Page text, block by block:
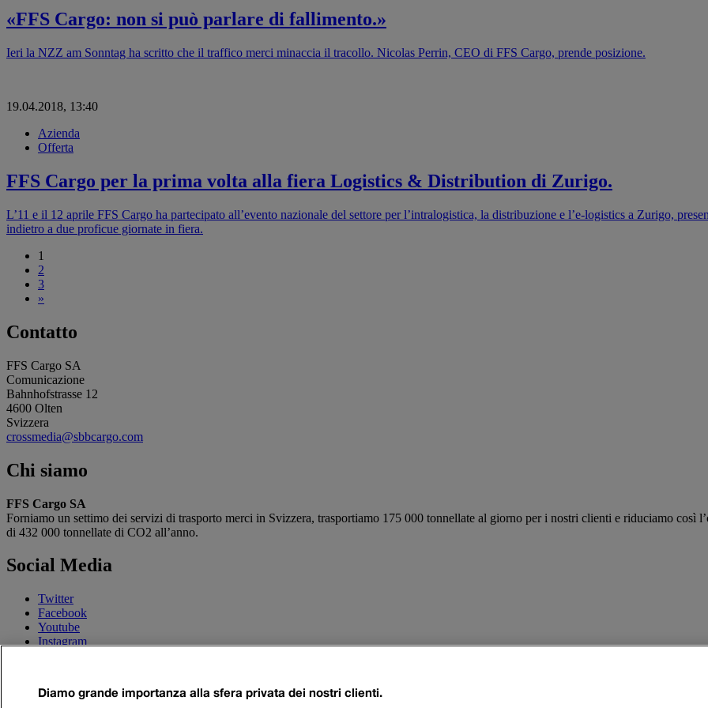
«FFS Cargo: non si può parlare di fallimento.»
Ieri la NZZ am Sonntag ha scritto che il traffico merci minaccia il tracollo. Nicolas Perrin, CEO di FFS Cargo, prende posizione.
19.04.2018, 13:40
Azienda
Offerta
FFS Cargo per la prima volta alla fiera Logistics & Distribution di Zurigo.
L’11 e il 12 aprile FFS Cargo ha partecipato all’evento nazionale del settore per l’intralogistica, la distribuzione e l’e-logistics a Zurigo,
indietro a due proficue giornate in fiera.
1
2
3
»
Contatto
FFS Cargo SA
Comunicazione
Bahnhofstrasse 12
4600 Olten
Svizzera
crossmedia@sbbcargo.com
Chi siamo
FFS Cargo SA
Forniamo un settimo dei servizi di trasporto merci in Svizzera, trasportiamo 175 000 tonnellate al giorno per i nostri clienti e riduciamo così
di 432 000 tonnellate di CO2 all’anno.
Social Media
Twitter
Facebook
Youtube
Instagram
TagsDiamo grande importanza alla sfera privata dei nostri clienti.